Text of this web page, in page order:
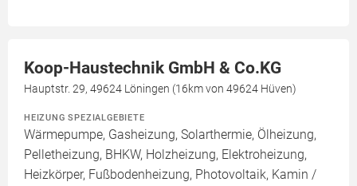
Koop-Haustechnik GmbH & Co.KG
Hauptstr. 29, 49624 Löningen (16km von 49624 Hüven)
HEIZUNG SPEZIALGEBIETE
Wärmepumpe, Gasheizung, Solarthermie, Ölheizung,
Pelletheizung, BHKW, Holzheizung, Elektroheizung,
Heizkörper, Fußbodenheizung, Photovoltaik, Kamin /